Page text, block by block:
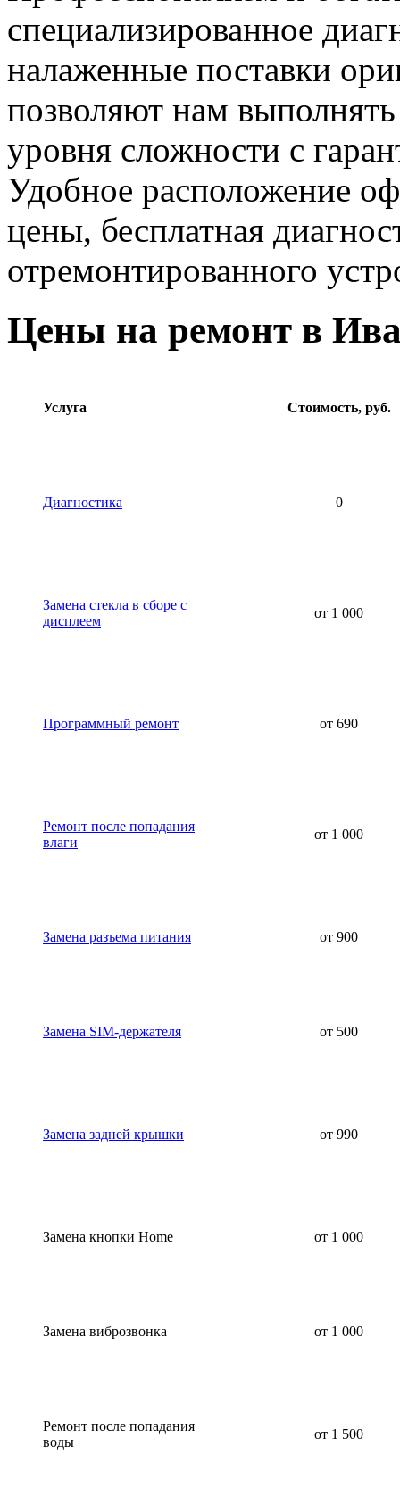
специализированное
налаженные поставки
позволяют нам
уровня сложности с
Удобное расположение
цены, бесплатная
отремонтированного
Цены на ремонт в
Услуга Стоимость, руб.
Диагностика 0
Замена стекла в сборе с
дисплеем
от 1 000
Программный ремонт от 690
Ремонт после попадания
влаги
от 1 000
Замена разъема питания от 900
Замена SIM-держателя от 500
Замена задней крышки от 990
Замена кнопки Home от 1 000
Замена виброзвонка от 1 000
Ремонт после попадания
воды
от 1 500